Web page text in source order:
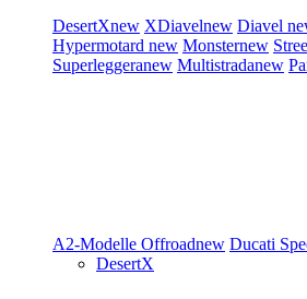
DesertXnew XDiavelnew Diavel
Hypermotard new Monsternew
Superleggeranew Multistradanew
A2-Modelle Offroadnew Ducati
DesertX